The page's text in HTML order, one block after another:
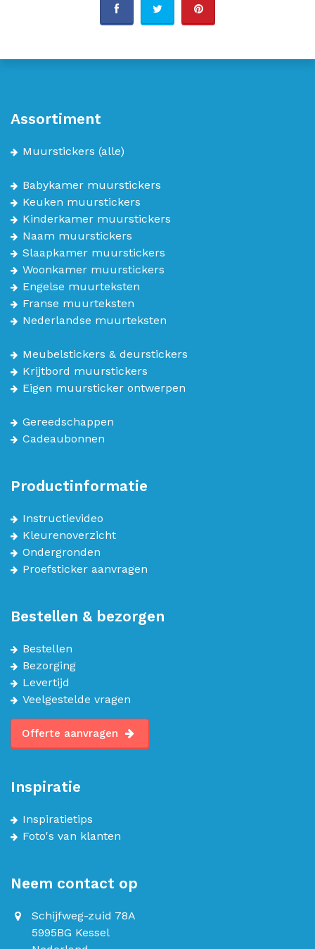
Assortiment
Muurstickers (alle)
Babykamer muurstickers
Keuken muurstickers
Kinderkamer muurstickers
Naam muurstickers
Slaapkamer muurstickers
Woonkamer muurstickers
Engelse muurteksten
Franse muurteksten
Nederlandse muurteksten
Meubelstickers & deurstickers
Krijtbord muurstickers
Eigen muursticker ontwerpen
Gereedschappen
Cadeaubonnen
Productinformatie
Instructievideo
Kleurenoverzicht
Ondergronden
Proefsticker aanvragen
Bestellen & bezorgen
Bestellen
Bezorging
Levertijd
Veelgestelde vragen
Offerte aanvragen
Inspiratie
Inspiratietips
Foto's van klanten
Neem contact op
Schijfweg-zuid 78A
5995BG Kessel